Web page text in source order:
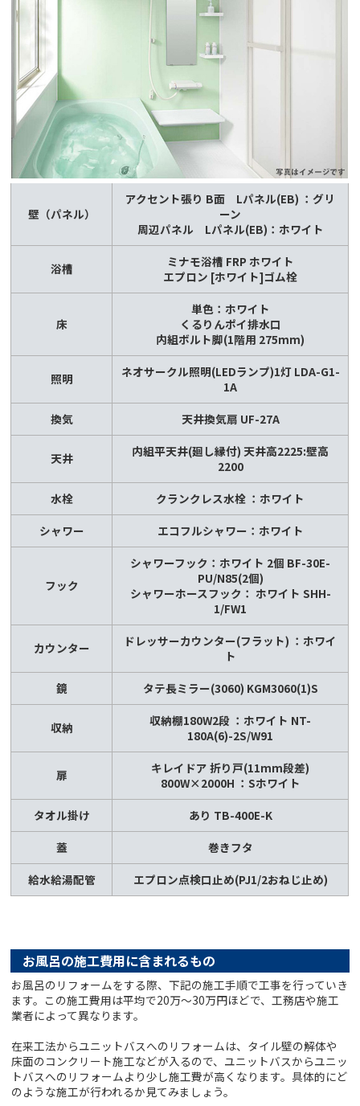
壁（パネル）
アクセント張り B面 Lパネル(EB) ：グリ
ーン
周辺パネル Lパネル(EB)：ホワイト
浴槽
ミナモ浴槽 FRP ホワイト
エプロン [ホワイト]ゴム栓
床
単色：ホワイト
くるりんポイ排水口
内組ボルト脚(1階用 275mm)
照明
ネオサークル照明(LEDランプ)1灯 LDA-G1-
1A
換気
天井換気扇 UF-27A
天井
内組平天井(廻し縁付) 天井高2225:壁高
2200
水栓
クランクレス水栓 ：ホワイト
シャワー
エコフルシャワー：ホワイト
フック
シャワーフック：ホワイト 2個 BF-30E-
PU/N85(2個)
シャワーホースフック： ホワイト SHH-
1/FW1
カウンター
ドレッサーカウンター(フラット) ：ホワイ
ト
鏡
タテ長ミラー(3060) KGM3060(1)S
収納
収納棚180W2段 ：ホワイト NT-
180A(6)-2S/W91
扉
キレイドア 折り戸(11mm段差)
800W×2000H ：Sホワイト
タオル掛け
あり TB-400E-K
蓋
巻きフタ
給水給湯配管
エプロン点検口止め(PJ1/2おねじ止め)
お風呂の施工費用に含まれるもの
お風呂のリフォームをする際、下記の施工手順で工事を行っていき
ます。この施工費用は平均で20万～30万円ほどで、工務店や施工
業者によって異なります。
在来工法からユニットバスへのリフォームは、タイル壁の解体や
床面のコンクリート施工などが入るので、ユニットバスからユニッ
トバスへのリフォームより少し施工費が高くなります。具体的にど
のような施工が行われるか見てみましょう。